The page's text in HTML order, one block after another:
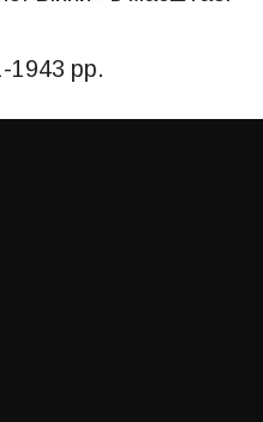
1943 рр.